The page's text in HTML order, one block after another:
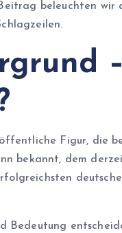
beleuchten wir
Figur, die
bekannt, dem
Bedeutung